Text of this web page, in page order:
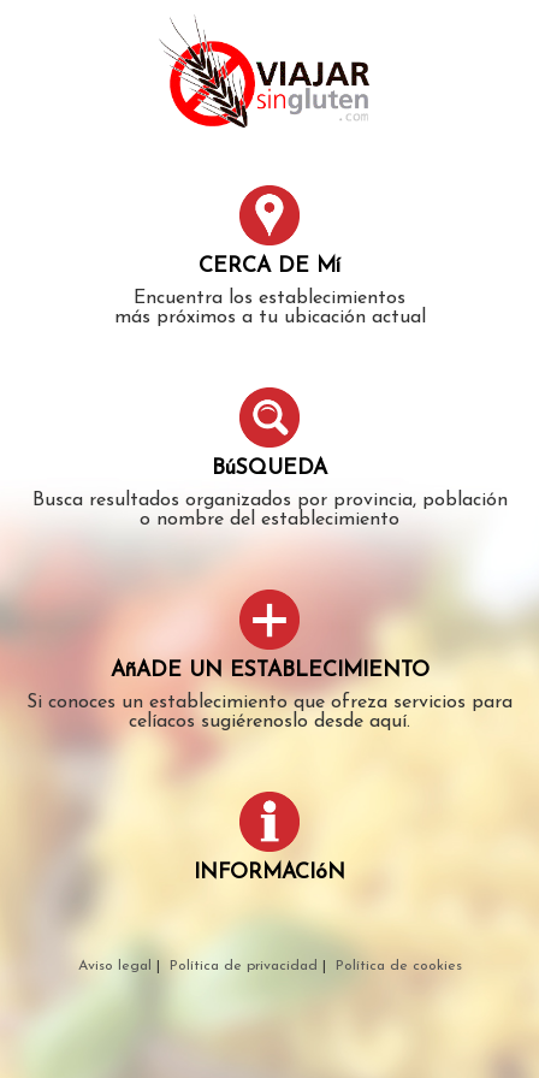
CERCA DE Mí
Encuentra los establecimientos
más próximos a tu ubicación actual
BúSQUEDA
Busca resultados organizados por provincia, población
o nombre del establecimiento
AñADE UN ESTABLECIMIENTO
Si conoces un establecimiento que ofreza servicios para
celíacos sugiérenoslo desde aquí.
INFORMACIóN
Aviso legal Política de privacidad Política de cookies
authorized to show the cookie declaration for domain group
ID 546ddaab-b478-4440-aa8a-3b0205284212. Please add it to
the domain group in the Cookiebot Manager to authorize